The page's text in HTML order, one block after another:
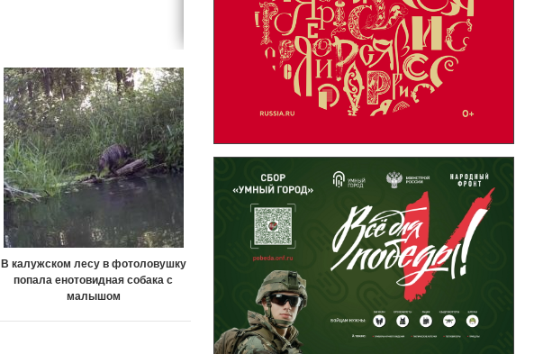
В калужском лесу в фотоловушку
попала енотовидная собака с
малышом